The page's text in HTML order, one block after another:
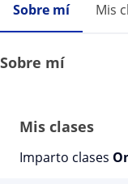
Sobre mí Mis
Sobre mí
Mis clases
Imparto clases